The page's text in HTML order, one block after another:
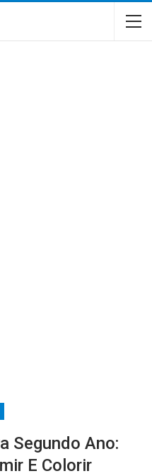
Segundo Ano:
E Colorir